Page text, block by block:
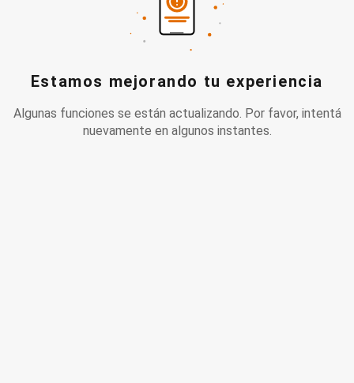
Estamos mejorando tu experiencia
Algunas funciones se están actualizando. Por favor, intentá
nuevamente en algunos instantes.